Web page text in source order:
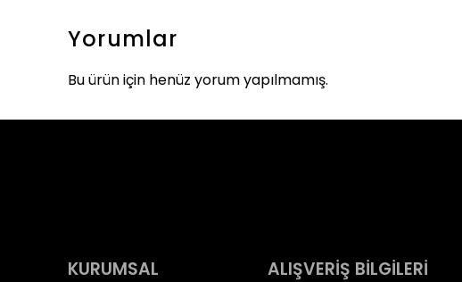
Yorumlar
Bu ürün için henüz yorum yapılmamış.
KURUMSAL ALIŞVERİŞ BİLGİLERİ